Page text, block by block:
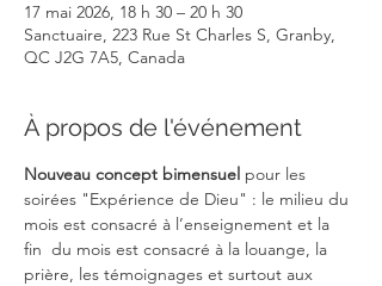
17 mai 2026, 18 h 30 – 20 h 30
Sanctuaire, 223 Rue St Charles S, Granby,
QC J2G 7A5, Canada
À propos de l'événement
Nouveau concept bimensuel pour les
soirées "Expérience de Dieu" : le milieu du
mois est consacré à l’enseignement et la
fin  du mois est consacré à la louange, la
prière, les témoignages et surtout aux